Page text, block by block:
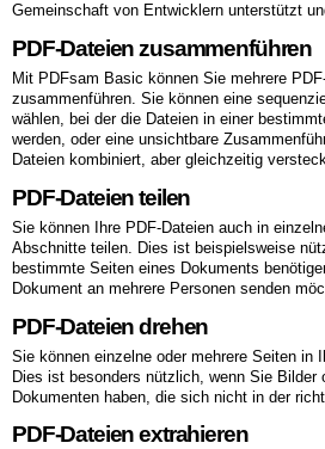
Gemeinschaft von Entwicklern unterstützt
PDF-Dateien zusammenführen
Mit PDFsam Basic können Sie mehrere
zusammenführen. Sie können eine
wählen, bei der die Dateien in einer
werden, oder eine unsichtbare
Dateien kombiniert, aber gleichzeitig
PDF-Dateien teilen
Sie können Ihre PDF-Dateien auch in
Abschnitte teilen. Dies ist beispielsweise
bestimmte Seiten eines Dokuments
Dokument an mehrere Personen senden
PDF-Dateien drehen
Sie können einzelne oder mehrere Seiten in
Dies ist besonders nützlich, wenn Sie Bilder
Dokumenten haben, die sich nicht in der
PDF-Dateien extrahieren